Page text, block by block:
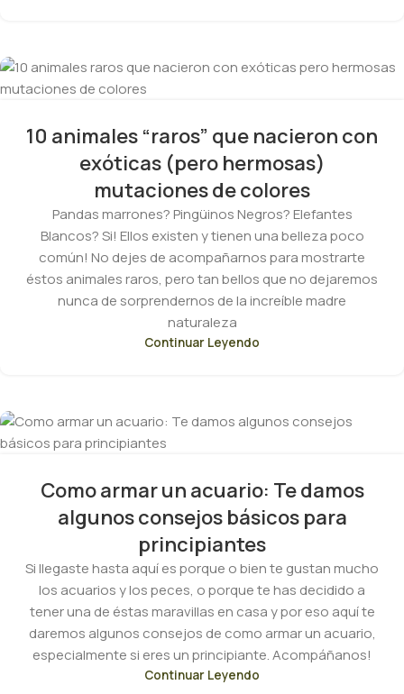
10 animales “raros” que nacieron con
exóticas (pero hermosas)
mutaciones de colores
Pandas marrones? Pingüinos Negros? Elefantes
Blancos? Si! Ellos existen y tienen una belleza poco
común! No dejes de acompañarnos para mostrarte
éstos animales raros, pero tan bellos que no dejaremos
nunca de sorprendernos de la increíble madre
naturaleza
Continuar Leyendo
Como armar un acuario: Te damos
algunos consejos básicos para
principiantes
Si llegaste hasta aquí es porque o bien te gustan mucho
los acuarios y los peces, o porque te has decidido a
tener una de éstas maravillas en casa y por eso aquí te
daremos algunos consejos de como armar un acuario,
especialmente si eres un principiante. Acompáñanos!
Continuar Leyendo